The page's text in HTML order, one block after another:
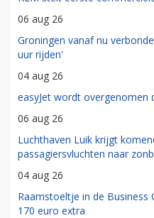
06 aug 26
Groningen vanaf nu
uur rijden'
04 aug 26
easyJet wordt overgenomen
06 aug 26
Luchthaven Luik krijgt
passagiersvluchten naar
04 aug 26
Raamstoeltje in de Business
170 euro extra